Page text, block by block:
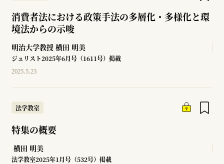
消費者法における政策手法の多層化・多様化と環
境法からの示唆
明治大学教授 横田 明美
ジュリスト2025年6月号（1611号）掲載
2025.5.23
法学教室
特集の概要
横田 明美
法学教室2025年1月号（532号）掲載